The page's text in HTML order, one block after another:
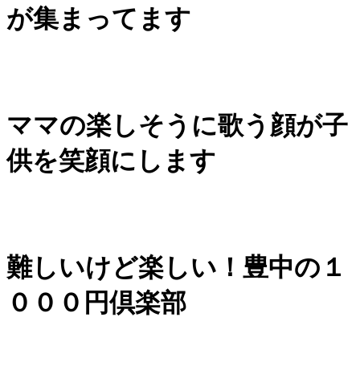
が集まってます
ママの楽しそうに歌う顔が子
供を笑顔にします
難しいけど楽しい！豊中の１
０００円倶楽部